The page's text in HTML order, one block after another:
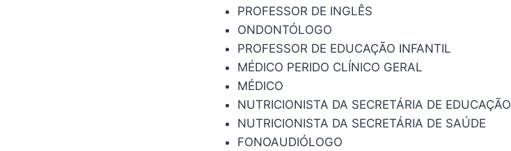
PROFESSOR DE INGLÊS
ONDONTÓLOGO
PROFESSOR DE EDUCAÇÃO INFANTIL
MÉDICO PERIDO CLÍNICO GERAL
MÉDICO
NUTRICIONISTA DA SECRETÁRIA DE EDUCAÇÃO
NUTRICIONISTA DA SECRETÁRIA DE SAÚDE
FONOAUDIÓLOGO